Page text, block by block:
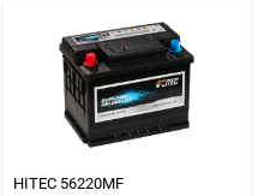
HITEC 56220MF